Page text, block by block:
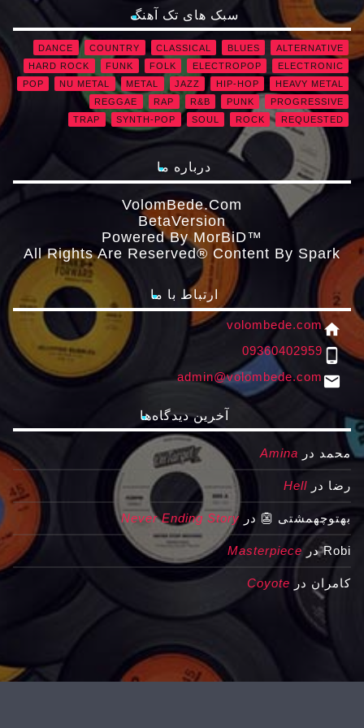
سبک های تک آهنگ
ALTERNATIVE
BLUES
CLASSICAL
COUNTRY
DANCE
ELECTRONIC
ELECTROPOP
FOLK
FUNK
HARD ROCK
HEAVY METAL
HIP-HOP
JAZZ
METAL
NU METAL
POP
PROGRESSIVE
PUNK
R&B
RAP
REGGAE
REQUESTED
ROCK
SOUL
SYNTH-POP
TRAP
درباره ما
VolomBede.com
ΒetaVersion
Powered By MorBiD™
All Rights Are Reserved® Content By Spark
ارتباط با ما
home
volombede.com
phone_android
09360402959
email
admin@volombede.com
آخرین دیدگاه‌ها
محمد در Amina
رضا در Hell
بهتوچهمشتی 👺 در Never Ending Story
Robiدر Masterpiece
کامران در Coyote